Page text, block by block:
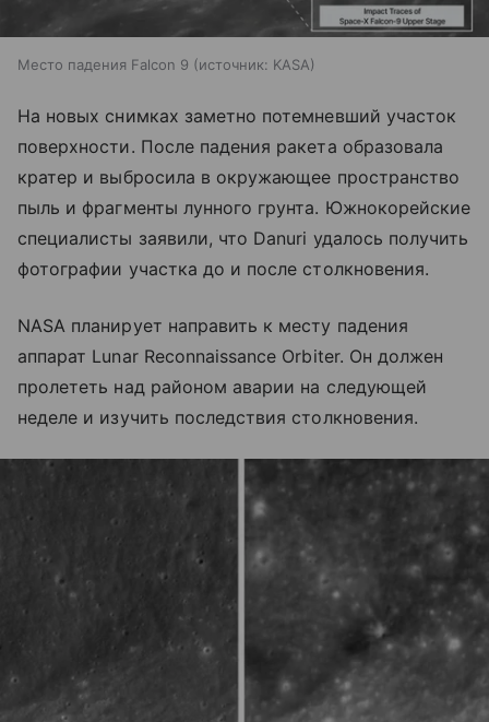
Место падения Falcon 9 источник: KASA
На новых снимках заметно потемневший участок
поверхности. После падения ракета образовала
кратер и выбросила в окружающее пространство
пыль и фрагменты лунного грунта. Южнокорейские
специалисты заявили, что Danuri удалось получить
фотографии участка до и после столкновения.
NASA планирует направить к месту падения
аппарат Lunar Reconnaissance Orbiter. Он должен
пролететь над районом аварии на следующей
неделе и изучить последствия столкновения.